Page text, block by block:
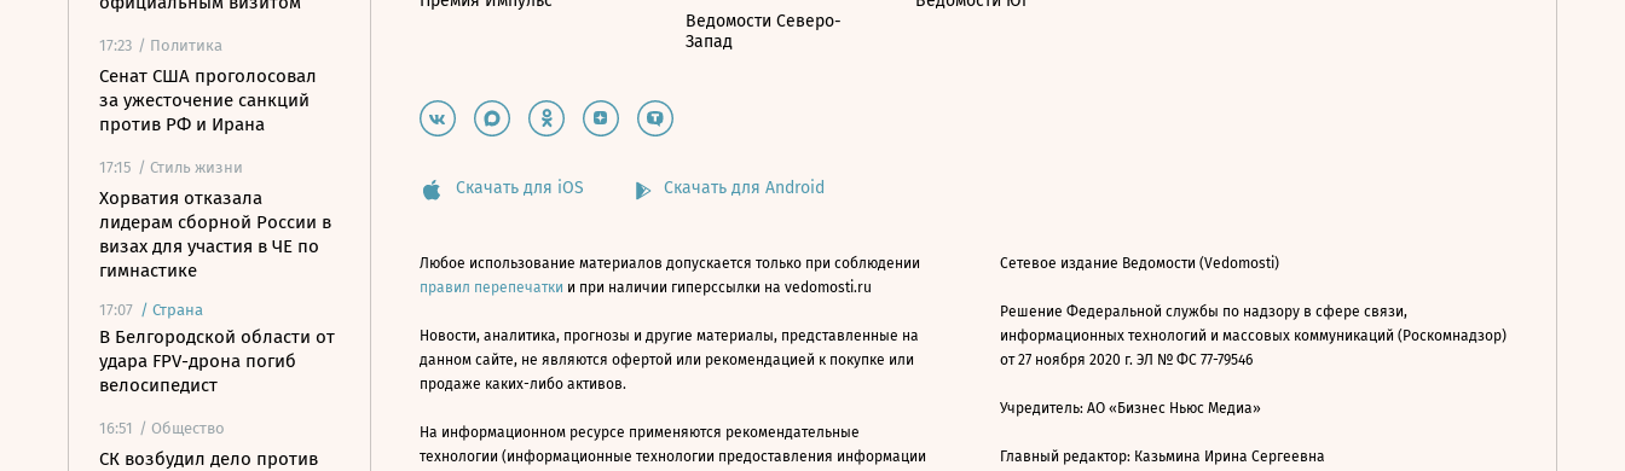
17:23 / Политика
Сенат США проголосовал
за ужесточение санкций
против РФ и Ирана
17:15 / Стиль жизни
Хорватия отказала
лидерам сборной России в
визах для участия в ЧЕ по
гимнастике
17:07 / Страна
В Белгородской области от
удара FPV-дрона погиб
велосипедист
16:51 / Общество
СК возбудил дело против
Ведомости Северо-
Запад
Скачать для iOS Скачать для Android
Любое использование материалов допускается только при соблюдении
правил перепечатки и при наличии гиперссылки на vedomosti.ru
Новости, аналитика, прогнозы и другие материалы, представленные на
данном сайте, не являются офертой или рекомендацией к покупке или
продаже каких-либо активов.
На информационном ресурсе применяются рекомендательные
технологии (информационные технологии предоставления информации
Сетевое издание Ведомости (Vedomosti)
Решение Федеральной службы по надзору в сфере связи,
информационных технологий и массовых коммуникаций (Роскомнадзор)
от 27 ноября 2020 г. ЭЛ № ФС 77-79546
Учредитель: АО «Бизнес Ньюс Медиа»
Главный редактор: Казьмина Ирина Сергеевна